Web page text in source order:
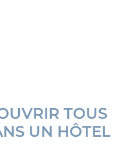
TOUS
UN HÔTEL